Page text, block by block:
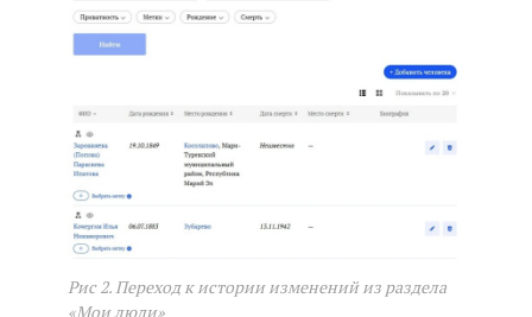
Рис 2. Переход к истории изменений из раздела
«Мои люди»